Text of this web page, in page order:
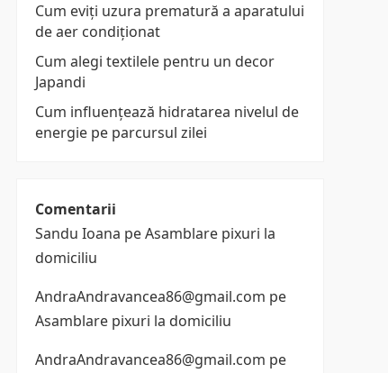
Cum eviți uzura prematură a aparatului
de aer condiționat
Cum alegi textilele pentru un decor
Japandi
Cum influențează hidratarea nivelul de
energie pe parcursul zilei
Comentarii
Sandu Ioana peAsamblare pixuri la
domiciliu
AndraAndravancea86@gmail.com pe
Asamblare pixuri la domiciliu
AndraAndravancea86@gmail.com pe